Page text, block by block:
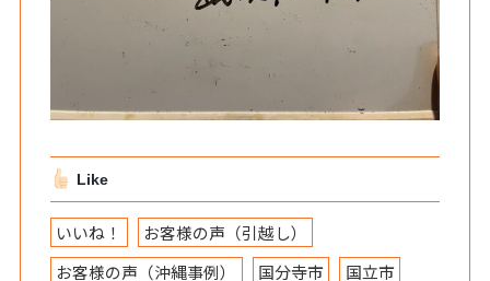
Like
いいね！
お客様の声（引越し）
お客様の声（沖縄事例）
国分寺市 国立市